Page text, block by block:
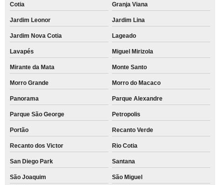
Cotia Granja Viana
Jardim Leonor Jardim Lina
Jardim Nova Cotia Lageado
Lavapés Miguel Mirizola
Mirante da Mata Monte Santo
Morro Grande Morro do Macaco
Panorama Parque Alexandre
Parque São George Petropolis
Portão Recanto Verde
Recanto dos Victor Rio Cotia
San Diego Park Santana
São Joaquim
São Miguel